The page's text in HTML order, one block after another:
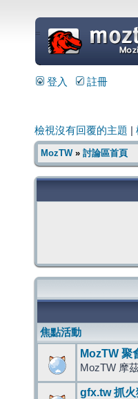
=
登入 註冊
檢視沒有回覆的主題
MozTW» 討論區首頁
焦點活動
MozTW 聚
MozTW 摩
gfx.tw 抓火